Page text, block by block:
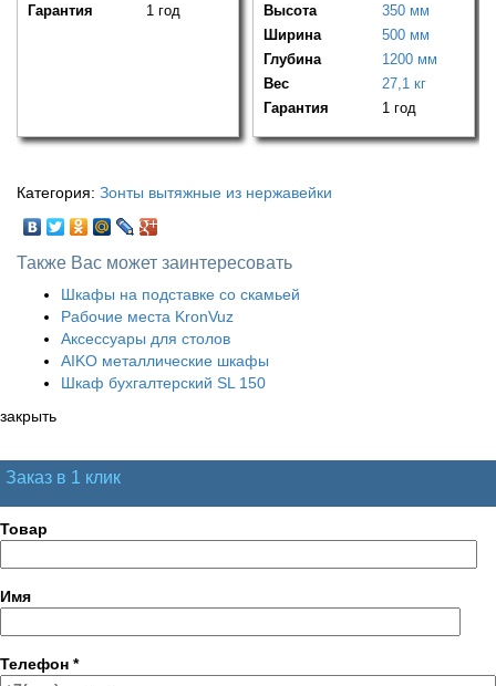
Гарантия 1 год Высота
350 мм
Ширина
500 мм
Глубина
1200 мм
Вес
27,1 кг
Гарантия
1 год
Категория: Зонты вытяжные из нержавейки
Также Вас может заинтересовать
Шкафы на подставке со скамьей
Рабочие места KronVuz
Аксессуары для столов
AIKO металлические шкафы
Шкаф бухгалтерский SL 150
закрыть
Заказ в 1 клик
Товар
Имя
Телефон *